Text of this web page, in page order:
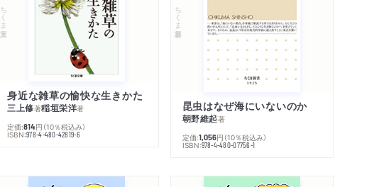
ちくま文庫
身近な雑草の愉快な生きかた
三上修著稲垣栄洋著
定価:814円 （10％税込み）
ISBN:978-4-480-42819-6
ちくま新書
昆虫はなぜ海にいないのか
朝野維起著
定価:1,056円 （10％税込み）
ISBN:978-4-480-07756-1